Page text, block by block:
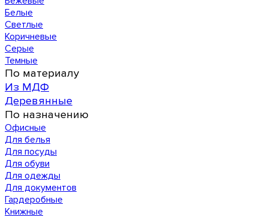
Белые
Светлые
Коричневые
Серые
Темные
По материалу
Из МДФ
Деревянные
По назначению
Офисные
Для белья
Для посуды
Для обуви
Для одежды
Для документов
Гардеробные
Книжные